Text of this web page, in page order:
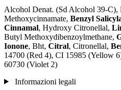
Alcohol Denat. (Sd Alcohol 39-C),
Methoxycinnamate, Benzyl
Cinnamal, Hydroxy Citronellal,
Butyl Methoxydibenzoylmethane,
Ionone, Bht, Citral, Citronellal,
14700 (Red 4), CI 15985 (Yellow
60730 (Violet 2)
Informazioni legali